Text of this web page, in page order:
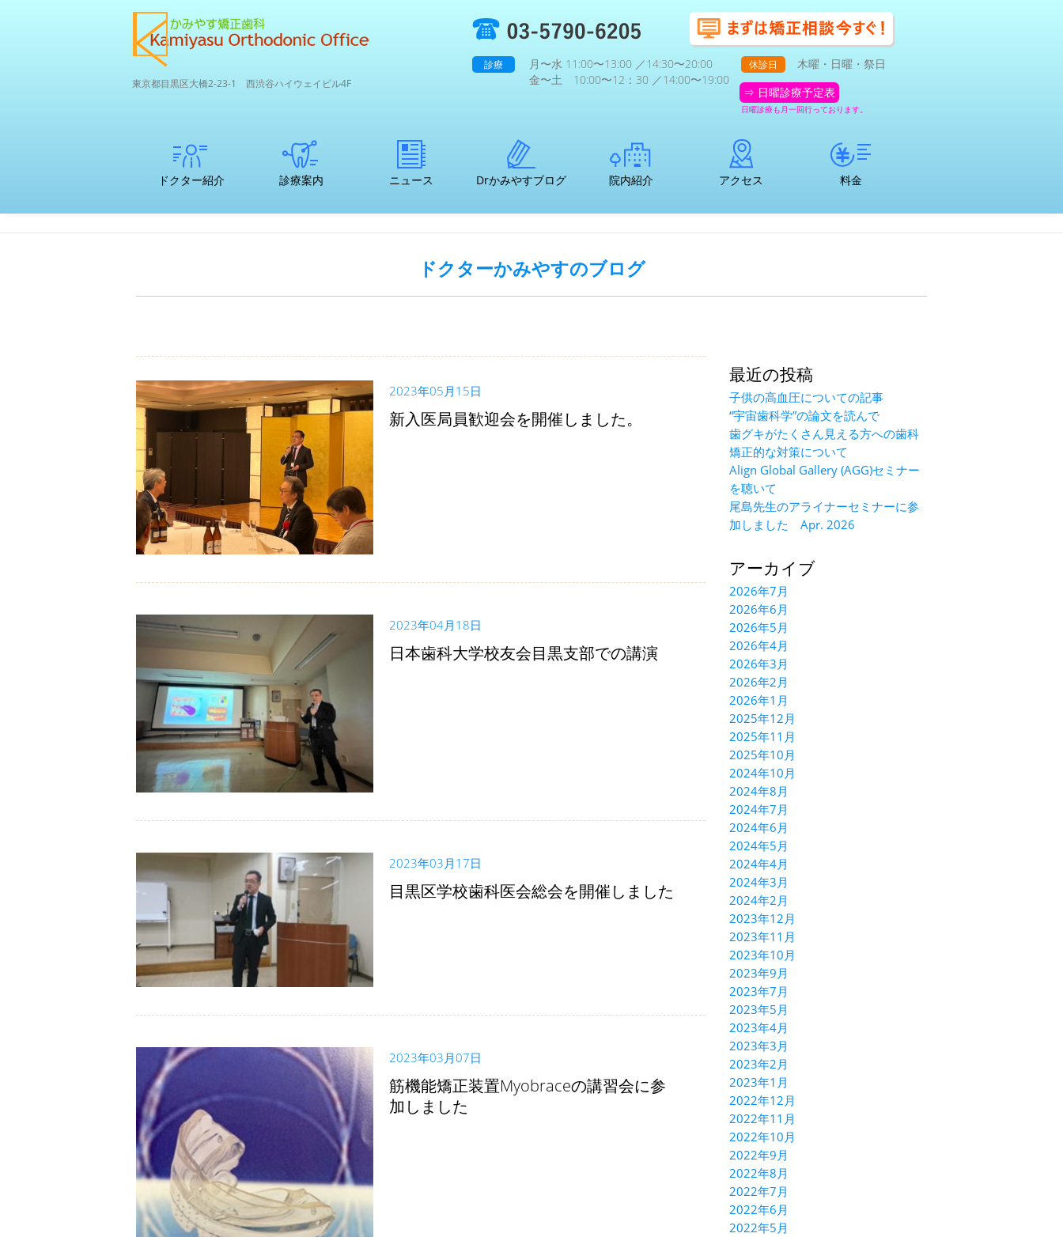
東京都目黒区大橋2-23-1 西渋谷ハイウェイビル4F
診療
月〜水 11:00〜13:00 ／14:30〜20:00
金〜土 10:00〜12：30 ／14:00〜19:00
休診日
木曜・日曜・祭日
⇒ 日曜診療予定表
日曜診療も月一回行っております。
ドクター紹介 診療案内 ニュース Drかみやすブログ 院内紹介 アクセス 料金
ドクターかみやすのブログ
2023年05月15日
新入医局員歓迎会を開催しました。
2023年04月18日
日本歯科大学校友会目黒支部での講演
2023年03月17日
目黒区学校歯科医会総会を開催しました
2023年03月07日
筋機能矯正装置Myobraceの講習会に参
加しました
最近の投稿
子供の高血圧についての記事
“宇宙歯科学”の論文を読んで
歯グキがたくさん見える方への歯科
矯正的な対策について
Align Global Gallery (AGG)セミナー
を聴いて
尾島先生のアライナーセミナーに参
加しました Apr. 2026
アーカイブ
2026年7月
2026年6月
2026年5月
2026年4月
2026年3月
2026年2月
2026年1月
2025年12月
2025年11月
2025年10月
2024年10月
2024年8月
2024年7月
2024年6月
2024年5月
2024年4月
2024年3月
2024年2月
2023年12月
2023年11月
2023年10月
2023年9月
2023年7月
2023年5月
2023年4月
2023年3月
2023年2月
2023年1月
2022年12月
2022年11月
2022年10月
2022年9月
2022年8月
2022年7月
2022年6月
2022年5月